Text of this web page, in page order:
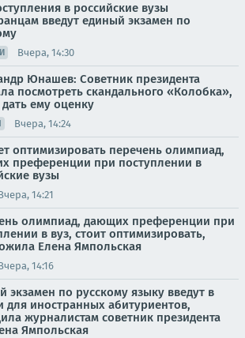
в российские вузы
введут единый экзамен по
Вчера, 14:30
Юнашев: Советник президента
посмотреть скандального «Колобка»,
ему оценку
Вчера, 14:24
оптимизировать перечень олимпиад,
преференции при поступлении в
вузы
14:21
олимпиад, дающих преференции при
в вуз, стоит оптимизировать,
Елена Ямпольская
14:16
экзамен по русскому языку введут в
для иностранных абитуриентов,
журналистам советник президента
Ямпольская